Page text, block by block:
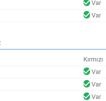
Var
Var
Kırmızı
Var
Var
Var